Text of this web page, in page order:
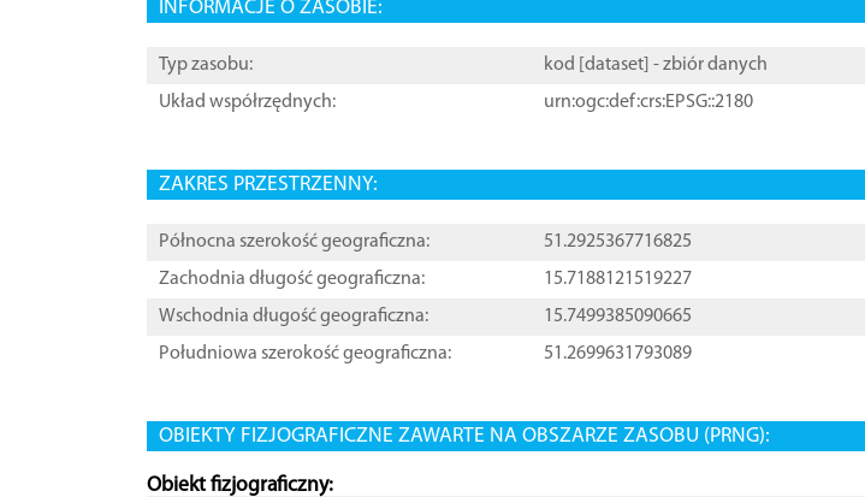
INFORMACJE O ZASOBIE:
Typ zasobu: kod [ dataset ] - zbiór danych
Układ współrzędnych:
urn:ogc:def:crs:EPSG::2180
ZAKRES PRZESTRZENNY:
Północna szerokość geograficzna:
51.2925367716825
Zachodnia długość geograficzna:
15.7188121519227
Wschodnia długość geograficzna:
15.7499385090665
Południowa szerokość geograficzna:
51.2699631793089
OBIEKTY FIZJOGRAFICZNE ZAWARTE NA OBSZARZE ZASOBU (PRNG):
Obiekt fizjograficzny: